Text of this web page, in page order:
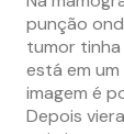
punção
tumor tinha
está em
imagem é
Depois